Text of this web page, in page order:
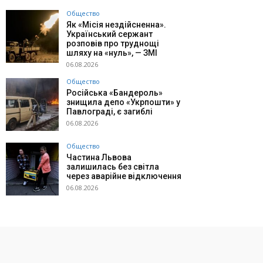
Общество
Як «Місія нездійсненна».
Український сержант
розповів про труднощі
шляху на «нуль», — ЗМІ
06.08.2026
Общество
Російська «Бандероль»
знищила депо «Укрпошти» у
Павлограді, є загиблі
06.08.2026
Общество
Частина Львова
залишилась без світла
через аварійне відключення
06.08.2026